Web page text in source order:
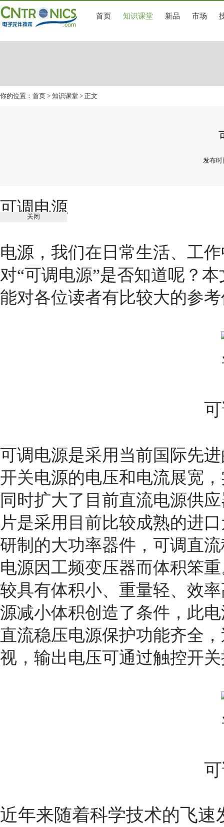
首页 知识课堂 新品 市场
你的位置： 首页 > 知识课堂 > 正文
发布时
可调电源
电源 ，我们在日常生活、工
对“可调电源”是否知道呢？
能对各位读者有比较大的参
可调电源是采用当前国际先
开关电源的电压和电流展宽
同时扩大了目前直流电源供
片是采用目前比较成熟的进
研制的大功率器件，可调直
电源因工频变压器而体积笨
较具有体积小、重量轻、效
源减小体积创造了条件，此
直流稳压电源保护功能齐全
视，输出电压可通过触控开
近年来随着科学技术的飞
关闭